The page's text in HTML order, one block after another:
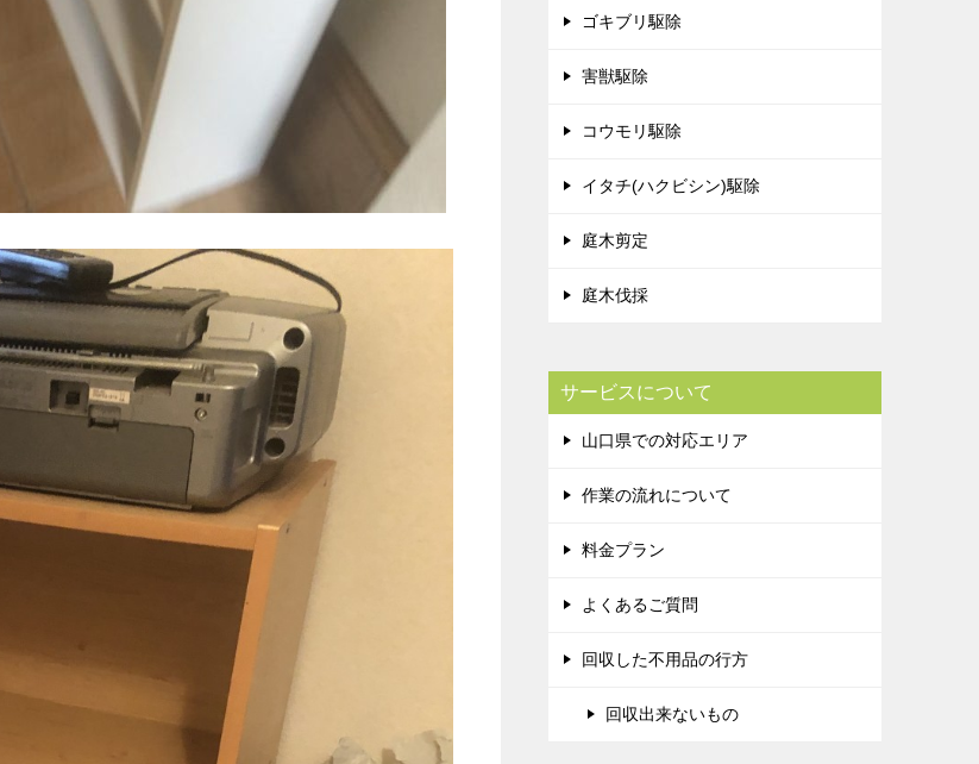
ゴキブリ駆除
害獣駆除
コウモリ駆除
イタチ(ハクビシン)駆除
庭木剪定
庭木伐採
サービスについて
山口県での対応エリア
作業の流れについて
料金プラン
よくあるご質問
回収した不用品の行方
回収出来ないもの